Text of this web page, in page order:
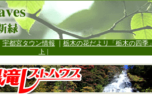
宇都宮タウン情報 ｜ 栃木の花だよリ「栃木の四季」
ト |